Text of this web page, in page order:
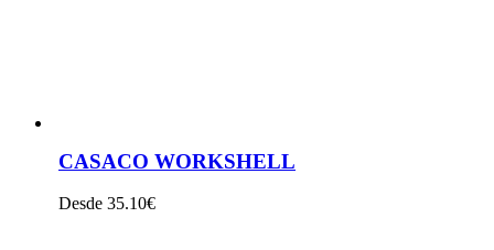
CASACO WORKSHELL
Desde 35.10€